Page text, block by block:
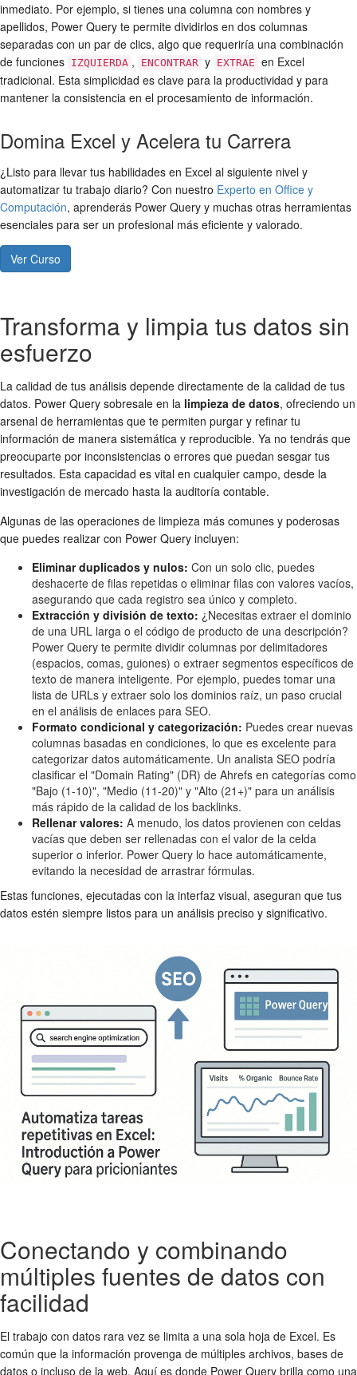
inmediato. Por ejemplo, si tienes una columna con nombres y
apellidos, Power Query te permite dividirlos en dos columnas
separadas con un par de clics, algo que requeriría una combinación
de funciones IZQUIERDA , ENCONTRAR y EXTRAE en Excel
tradicional. Esta simplicidad es clave para la productividad y para
mantener la consistencia en el procesamiento de información.
Domina Excel y Acelera tu Carrera
¿Listo para llevar tus habilidades en Excel al siguiente nivel y
automatizar tu trabajo diario? Con nuestro Experto en Office y
Computación, aprenderás Power Query y muchas otras herramientas
esenciales para ser un profesional más eficiente y valorado.
Ver Curso
Transforma y limpia tus datos sin
esfuerzo
La calidad de tus análisis depende directamente de la calidad de tus
datos. Power Query sobresale en la limpieza de datos, ofreciendo un
arsenal de herramientas que te permiten purgar y refinar tu
información de manera sistemática y reproducible. Ya no tendrás que
preocuparte por inconsistencias o errores que puedan sesgar tus
resultados. Esta capacidad es vital en cualquier campo, desde la
investigación de mercado hasta la auditoría contable.
Algunas de las operaciones de limpieza más comunes y poderosas
que puedes realizar con Power Query incluyen:
Eliminar duplicados y nulos: Con un solo clic, puedes
deshacerte de filas repetidas o eliminar filas con valores vacíos,
asegurando que cada registro sea único y completo.
Extracción y división de texto: ¿Necesitas extraer el dominio
de una URL larga o el código de producto de una descripción?
Power Query te permite dividir columnas por delimitadores
(espacios, comas, guiones) o extraer segmentos específicos de
texto de manera inteligente. Por ejemplo, puedes tomar una
lista de URLs y extraer solo los dominios raíz, un paso crucial
en el análisis de enlaces para SEO.
Formato condicional y categorización: Puedes crear nuevas
columnas basadas en condiciones, lo que es excelente para
categorizar datos automáticamente. Un analista SEO podría
clasificar el "Domain Rating" (DR) de Ahrefs en categorías como
"Bajo (1-10)", "Medio (11-20)" y "Alto (21+)" para un análisis
más rápido de la calidad de los backlinks.
Rellenar valores: A menudo, los datos provienen con celdas
vacías que deben ser rellenadas con el valor de la celda
superior o inferior. Power Query lo hace automáticamente,
evitando la necesidad de arrastrar fórmulas.
Estas funciones, ejecutadas con la interfaz visual, aseguran que tus
datos estén siempre listos para un análisis preciso y significativo.
Conectando y combinando
múltiples fuentes de datos con
facilidad
El trabajo con datos rara vez se limita a una sola hoja de Excel. Es
común que la información provenga de múltiples archivos, bases de
datos o incluso de la web. Aquí es donde Power Query brilla como una